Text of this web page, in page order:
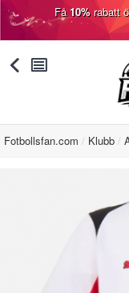
Få10%rabatt
󰅯 󰂩
Fotbollsfan.com Klubb